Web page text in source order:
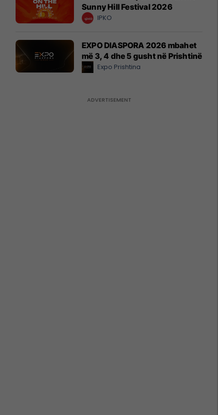
Sunny Hill Festival 2026
IPKO
EXPO DIASPORA 2026 mbahet
më 3, 4 dhe 5 gusht në Prishtinë
Expo Prishtina